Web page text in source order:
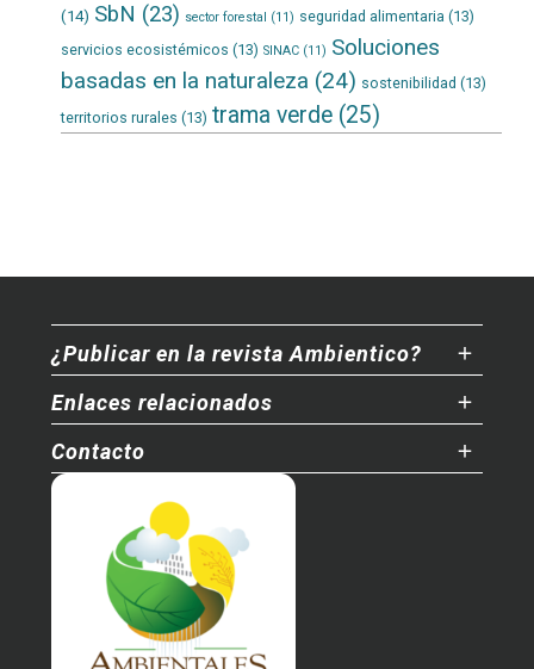
(14) SbN (23) sector forestal (11) seguridad alimentaria (13)
servicios ecosistémicos (13) SINAC(11) Soluciones
basadas en la naturaleza (24) sostenibilidad (13)
territorios rurales (13) trama verde(25)
¿Publicar en la revista Ambientico?
Enlaces relacionados
Contacto